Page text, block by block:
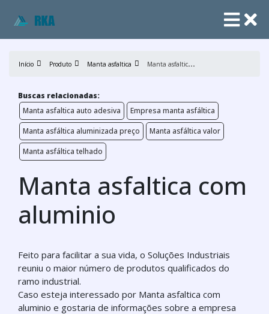
Início Produto Manta asfaltica M
anta asfaltica com aluminio
Buscas relacionadas:
Manta asfaltica auto adesiva
Empresa manta asfáltica
Manta asfáltica aluminizada preço
Manta asfáltica valor
Manta asfáltica telhado
Manta asfaltica com
aluminio
Feito para facilitar a sua vida, o Soluções Industriais
reuniu o maior número de produtos qualificados do
ramo industrial.
Caso esteja interessado por Manta asfaltica com
aluminio e gostaria de informações sobre a empresa